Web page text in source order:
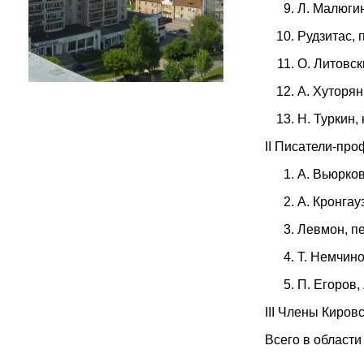
Л.
Рудзитас,
О.
А.
Н. Туркин,
II Писатели-
А.
А.
Левмон,
Т.
П. Егоров,
III Члены
Всего в